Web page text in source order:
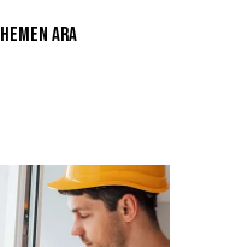
HEMEN ARA